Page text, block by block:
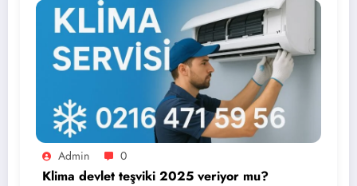
Admin 0
Klima devlet teşviki 2025 veriyor mu?